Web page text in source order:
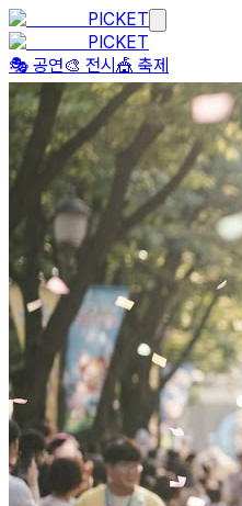
PICKET
PICKET
🎭 공연🎨 전시 🎪 축제